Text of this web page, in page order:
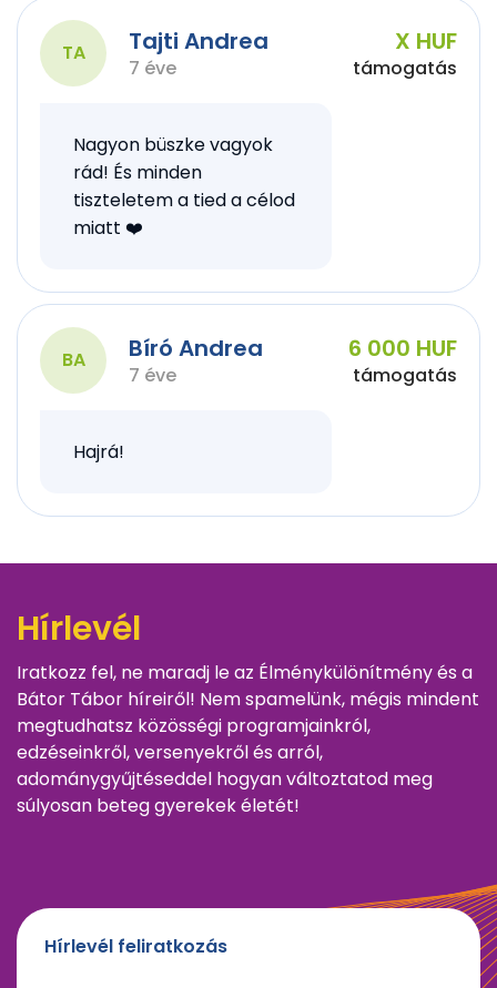
TA Tajti Andrea
7 éve
X HUF
támogatás
Nagyon büszke vagyok
rád! És minden
tiszteletem a tied a célod
miatt ❤️
BA Bíró Andrea
7 éve
6 000 HUF
támogatás
Hajrá!
Hírlevél
Iratkozz fel, ne maradj le az Élménykülönítmény és a
Bátor Tábor híreiről! Nem spamelünk, mégis mindent
megtudhatsz közösségi programjainkról,
edzéseinkről, versenyekről és arról,
adománygyűjtéseddel hogyan változtatod meg
súlyosan beteg gyerekek életét!
Hírlevél feliratkozás